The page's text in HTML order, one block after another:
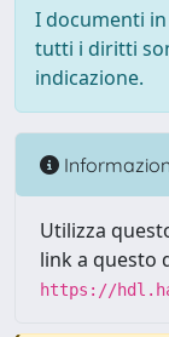
I documenti
tutti i diritti
indicazione.
Utilizza
link a questo
https://